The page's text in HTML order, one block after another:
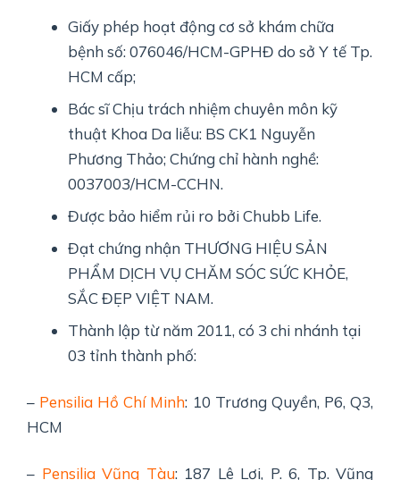
Giấy phép hoạt động cơ sở khám chữa
bệnh số: 076046/HCM-GPHĐ do sở Y tế Tp.
HCM cấp;
Bác sĩ Chịu trách nhiệm chuyên môn kỹ
thuật Khoa Da liễu: BS CK1 Nguyễn
Phương Thảo; Chứng chỉ hành nghề:
0037003/HCM-CCHN.
Được bảo hiểm rủi ro bởi Chubb Life.
Đạt chứng nhận THƯƠNG HIỆU SẢN
PHẨM DỊCH VỤ CHĂM SÓC SỨC KHỎE,
SẮC ĐẸP VIỆT NAM.
Thành lập từ năm 2011, có 3 chi nhánh tại
03 tỉnh thành phố:
– Pensilia Hồ Chí Minh: 10 Trương Quyền, P6, Q3,
HCM
– Pensilia Vũng Tàu: 187 Lê Lợi, P. 6, Tp. Vũng